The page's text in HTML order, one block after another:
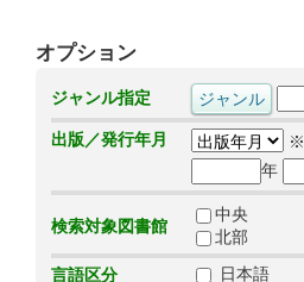
オプション
ジャンル指定
出版／発行年月
※
年
検索対象図書館
中央
北部
言語区分
日本語